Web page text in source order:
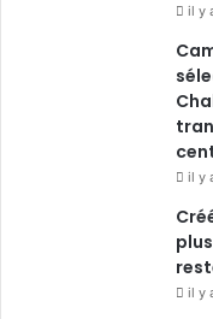
il y
il y
il y